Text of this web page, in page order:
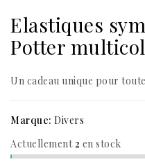
Elastiques
Potter
Un cadeau unique pour
Marque: Divers
Actuellement2 en stock